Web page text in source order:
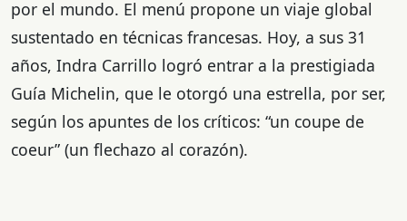
por el mundo. El menú propone un viaje global
sustentado en técnicas francesas. Hoy, a sus 31
años, Indra Carrillo logró entrar a la prestigiada
Guía Michelin, que le otorgó una estrella, por ser,
según los apuntes de los críticos: “un coupe de
coeur” (un flechazo al corazón).